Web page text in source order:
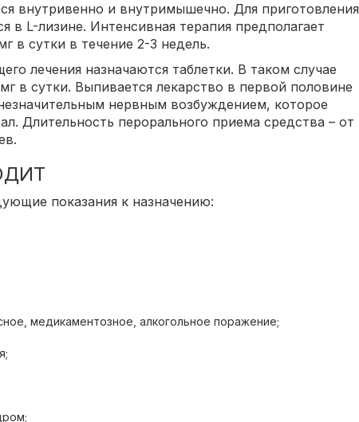
внутривенно и внутримышечно. Для приготовления
в L-лизине. Интенсивная терапия предполагает
в сутки в течение 2-3 недель.
лечения назначаются таблетки. В таком случае
в сутки. Выпивается лекарство в первой половине
нервным возбуждением, которое
Длительность перорального приема средства – от
показания к назначению:
медикаментозное, алкогольное поражение;